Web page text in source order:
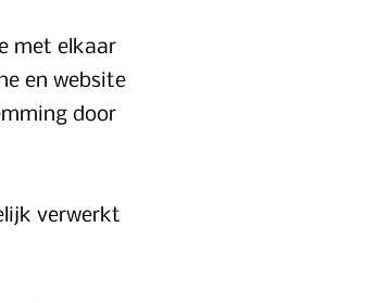
met elkaar
en website
door
verwerkt